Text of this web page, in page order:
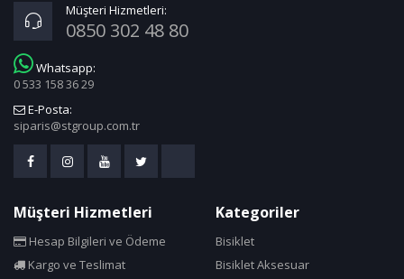
Müşteri Hizmetleri:
0850 302 48 80
Whatsapp:
0 533 158 36 29
E-Posta:
siparis@stgroup.com.tr
Müşteri Hizmetleri
Hesap Bilgileri ve Ödeme
Kargo ve Teslimat
Kategoriler
Bisiklet
Bisiklet Aksesuar